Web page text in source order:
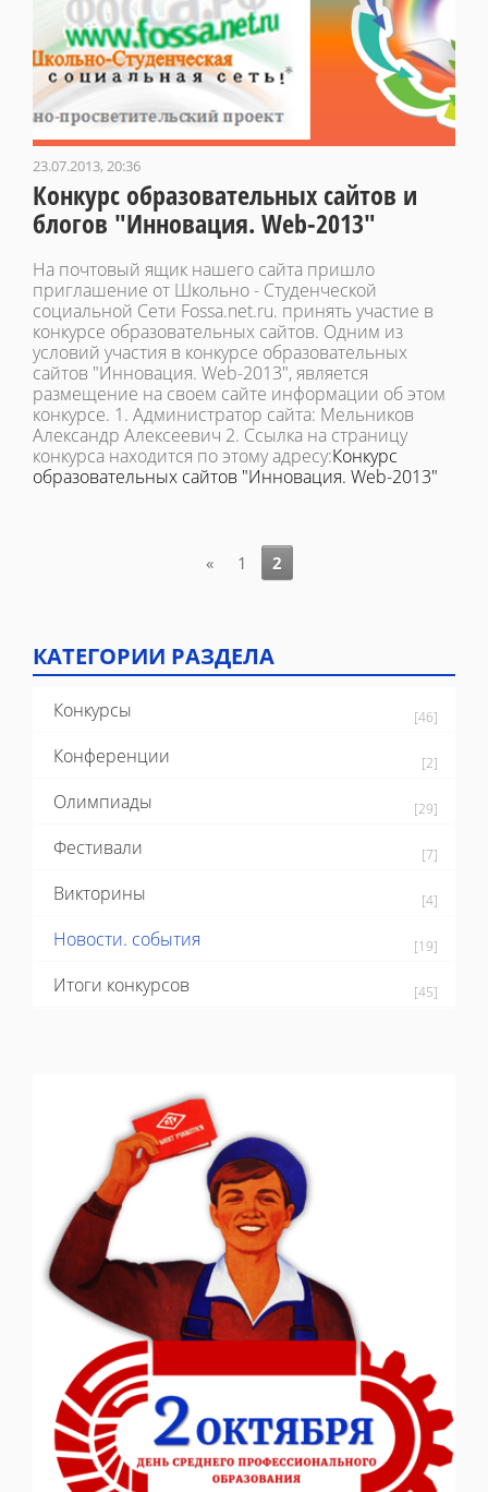
23.07.2013, 20:36
Конкурс образовательных сайтов и
блогов "Инновация. Web-2013"
На почтовый ящик нашего сайта пришло
приглашение от Школьно - Студенческой
социальной Сети Fossa.net.ru. принять участие в
конкурсе образовательных сайтов. Одним из
условий участия в конкурсе образовательных
сайтов "Инновация. Web-2013", является
размещение на своем сайте информации об этом
конкурсе. 1. Администратор сайта: Мельников
Александр Алексеевич 2. Ссылка на страницу
конкурса находится по этому адресу:Конкурс
образовательных сайтов "Инновация. Web-2013"
« 1 2
КАТЕГОРИИ РАЗДЕЛА
Конкурсы [46]
Конференции [2]
Олимпиады [29]
Фестивали [7]
Викторины [4]
Новости. события [19]
Итоги конкурсов [45]